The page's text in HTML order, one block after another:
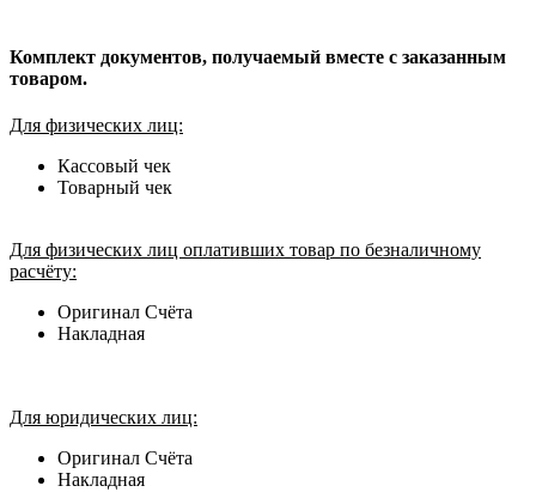
Комплект документов, получаемый вместе с заказанным
товаром.
Для физических лиц:
Кассовый чек
Товарный чек
Для физических лиц оплативших товар по безналичному
расчёту:
Оригинал Счёта
Накладная
Для юридических лиц:
Оригинал Счёта
Накладная